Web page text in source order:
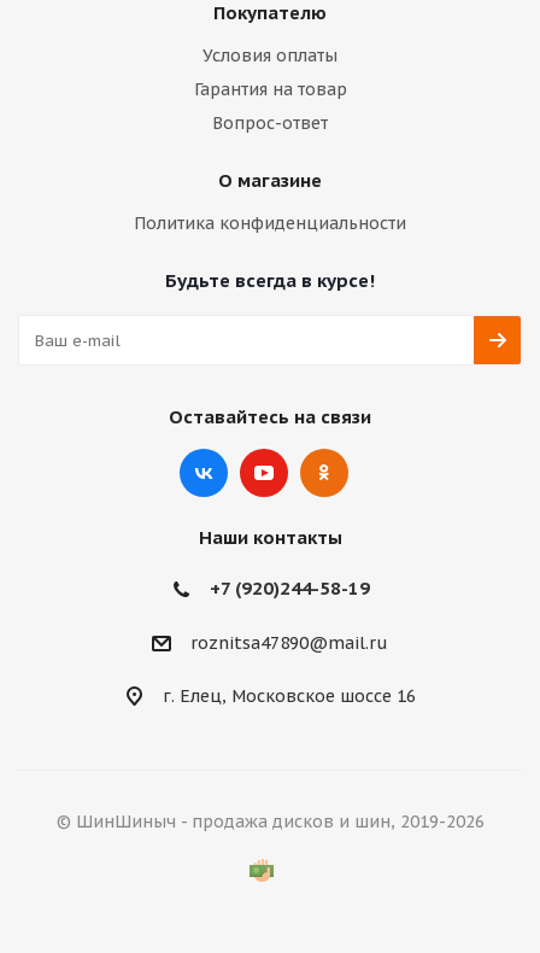
Покупателю
Условия оплаты
Гарантия на товар
Вопрос-ответ
О магазине
Политика конфиденциальности
Будьте всегда в курсе!
Оставайтесь на связи
Наши контакты
+7 (920)244-58-19
roznitsa47890@mail.ru
г. Елец, Московское шоссе 16
© ШинШиныч - продажа дисков и шин, 2019-2026